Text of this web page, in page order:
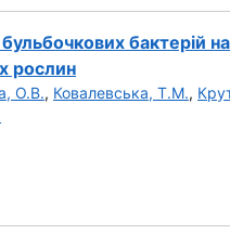
бактерій на
рослин
О.В., Ковалевська, Т.М.,